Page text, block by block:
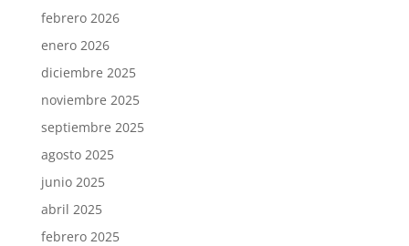
febrero 2026
enero 2026
diciembre 2025
noviembre 2025
septiembre 2025
agosto 2025
junio 2025
abril 2025
febrero 2025